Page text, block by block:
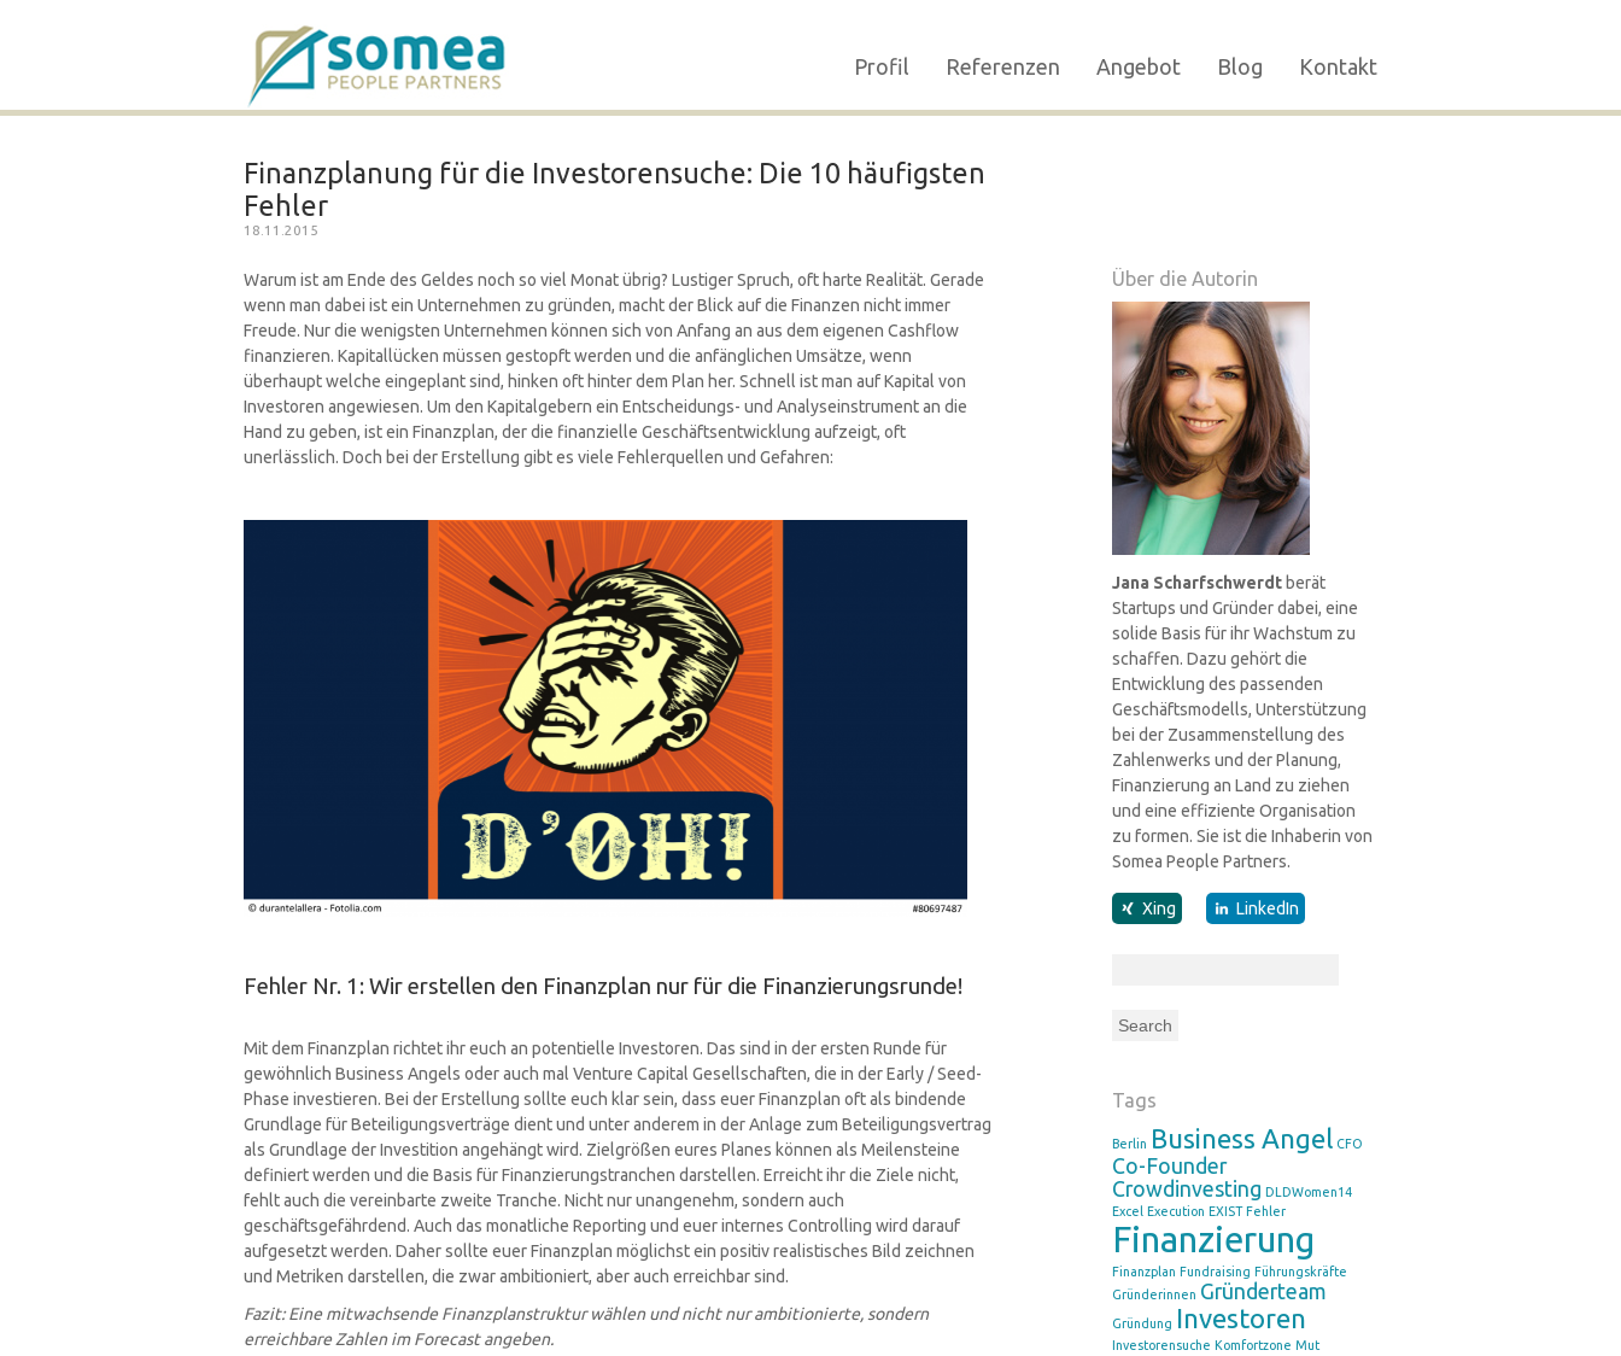
Profil Referenzen Angebot Blog Kontakt
Finanzplanung für die Investorensuche: Die 10 häufigsten
Fehler
18.11.2015
Warum ist am Ende des Geldes noch so viel Monat übrig? Lustiger Spruch, oft harte Realität. Gerade
wenn man dabei ist ein Unternehmen zu gründen, macht der Blick auf die Finanzen nicht immer
Freude. Nur die wenigsten Unternehmen können sich von Anfang an aus dem eigenen Cashflow
finanzieren. Kapitallücken müssen gestopft werden und die anfänglichen Umsätze, wenn
überhaupt welche eingeplant sind, hinken oft hinter dem Plan her. Schnell ist man auf Kapital von
Investoren angewiesen. Um den Kapitalgebern ein Entscheidungs- und Analyseinstrument an die
Hand zu geben, ist ein Finanzplan, der die finanzielle Geschäftsentwicklung aufzeigt, oft
unerlässlich. Doch bei der Erstellung gibt es viele Fehlerquellen und Gefahren:
Fehler Nr. 1: Wir erstellen den Finanzplan nur für die Finanzierungsrunde!
Mit dem Finanzplan richtet ihr euch an potentielle Investoren. Das sind in der ersten Runde für
gewöhnlich Business Angels oder auch mal Venture Capital Gesellschaften, die in der Early / Seed-
Phase investieren. Bei der Erstellung sollte euch klar sein, dass euer Finanzplan oft als bindende
Grundlage für Beteiligungsverträge dient und unter anderem in der Anlage zum Beteiligungsvertrag
als Grundlage der Investition angehängt wird. Zielgrößen eures Planes können als Meilensteine
definiert werden und die Basis für Finanzierungstranchen darstellen. Erreicht ihr die Ziele nicht,
fehlt auch die vereinbarte zweite Tranche. Nicht nur unangenehm, sondern auch
geschäftsgefährdend. Auch das monatliche Reporting und euer internes Controlling wird darauf
aufgesetzt werden. Daher sollte euer Finanzplan möglichst ein positiv realistisches Bild zeichnen
und Metriken darstellen, die zwar ambitioniert, aber auch erreichbar sind.
Fazit: Eine mitwachsende Finanzplanstruktur wählen und nicht nur ambitionierte, sondern
erreichbare Zahlen im Forecast angeben.
Über die Autorin
Jana Scharfschwerdtberät
Startups und Gründer dabei, eine
solide Basis für ihr Wachstum zu
schaffen. Dazu gehört die
Entwicklung des passenden
Geschäftsmodells, Unterstützung
bei der Zusammenstellung des
Zahlenwerks und der Planung,
Finanzierung an Land zu ziehen
und eine effiziente Organisation
zu formen. Sie ist die Inhaberin von
Somea People Partners.
Xing LinkedIn
Tags
Berlin Business Angel CFO
Co-Founder
Crowdinvesting DLDWomen14
Excel Execution EXIST Fehler
Finanzierung
Finanzplan Fundraising Führungskräfte
Gründerinnen Gründerteam
Gründung Investoren
Investorensuche Komfortzone Mut